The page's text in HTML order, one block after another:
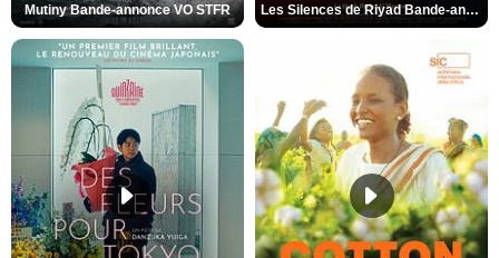
Mutiny Bande-annonce VO STFR Les Silences de Riyad Bande-annonce VO STFR